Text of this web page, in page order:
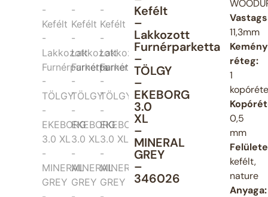
Kefélt
–
Lakkozott
Furnérparketta
–
TÖLGY
–
EKEBORG
3.0
XL
–
MINERAL
GREY
–
346026
11,3mm
réteg:
1
0,5
mm
kefélt,
nature
Anyaga: